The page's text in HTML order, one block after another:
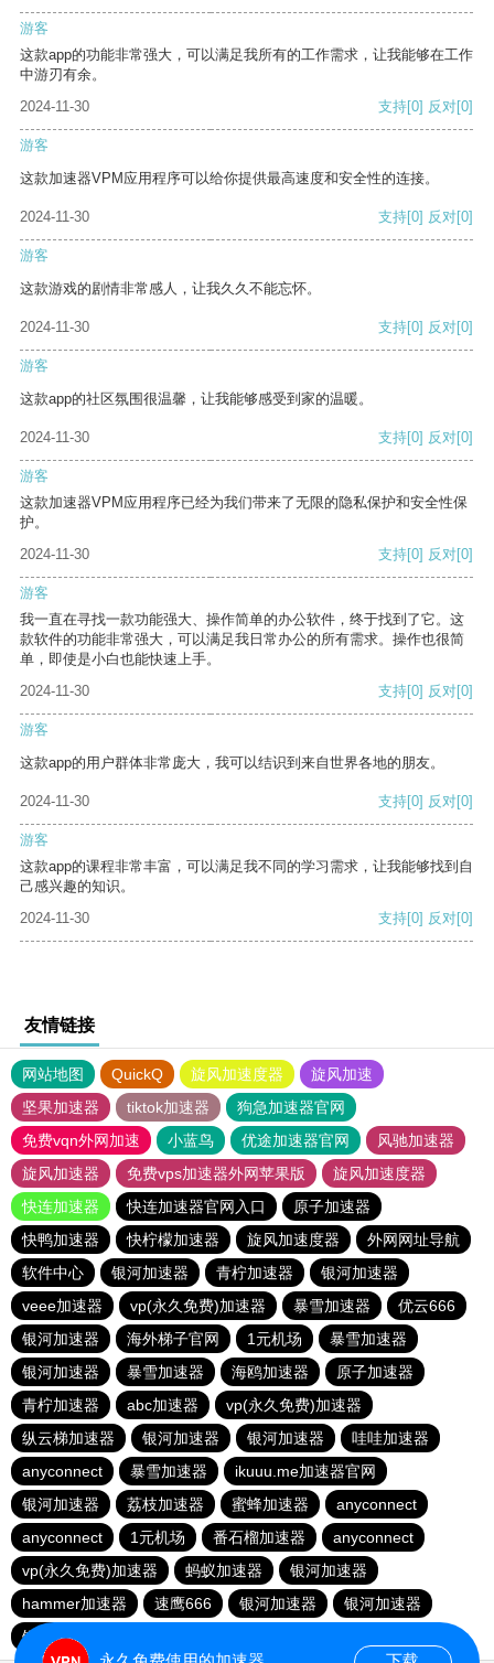
游客
这款app的功能非常强大，可以满足我所有的工作需求，让我能够在工作
中游刃有余。
2024-11-30
支持[0] 反对[0]
游客
这款加速器VPM应用程序可以给你提供最高速度和安全性的连接。
2024-11-30 支持[0] 反对[0]
游客
这款游戏的剧情非常感人，让我久久不能忘怀。
2024-11-30 支持[0] 反对[0]
游客
这款app的社区氛围很温馨，让我能够感受到家的温暖。
2024-11-30 支持[0] 反对[0]
游客
这款加速器VPM应用程序已经为我们带来了无限的隐私保护和安全性保
护。
2024-11-30
支持[0] 反对[0]
游客
我一直在寻找一款功能强大、操作简单的办公软件，终于找到了它。这
款软件的功能非常强大，可以满足我日常办公的所有需求。操作也很简
单，即使是小白也能快速上手。
2024-11-30
支持[0] 反对[0]
游客
这款app的用户群体非常庞大，我可以结识到来自世界各地的朋友。
2024-11-30 支持[0] 反对[0]
游客
这款app的课程非常丰富，可以满足我不同的学习需求，让我能够找到自
己感兴趣的知识。
2024-11-30
支持[0] 反对[0]
友情链接
网站地图 QuickQ 旋风加速度器
旋风加速
坚果加速器
tiktok加速器
狗急加速器官网
免费vqn外网加速
小蓝鸟 优途加速器官网
风驰加速器
旋风加速器
免费vps加速器外网苹果版
旋风加速度器
快连加速器
快连加速器官网入口
原子加速器
快鸭加速器
快柠檬加速器 旋风加速度器
外网网址导航
软件中心
银河加速器 青柠加速器
银河加速器
veee加速器
vp(永久免费)加速器 暴雪加速器
优云666
银河加速器
海外梯子官网 1元机场
暴雪加速器
银河加速器
暴雪加速器 海鸥加速器
原子加速器
青柠加速器
abc加速器
vp(永久免费)加速器
纵云梯加速器
银河加速器 银河加速器
哇哇加速器
anyconnect
暴雪加速器
ikuuu.me加速器官网
银河加速器
荔枝加速器 蜜蜂加速器
anyconnect
anyconnect
1元机场 番石榴加速器
anyconnect
vp(永久免费)加速器
蚂蚁加速器
银河加速器
hammer加速器
速鹰666 银河加速器
银河加速器
银河加速器